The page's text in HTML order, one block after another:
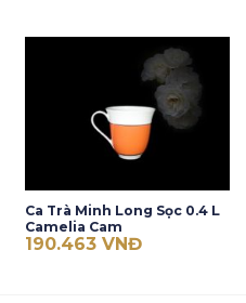
Ca Trà Minh Long Sọc 0.4 L
Camelia Cam
190.463 VNĐ